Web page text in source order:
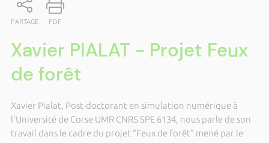
PARTAGE PDF
Xavier PIALAT - Projet Feux
de forêt
Xavier Pialat, Post-doctorant en simulation numérique à
l'Université de Corse UMR CNRS SPE 6134, nous parle de son
travail dans le cadre du projet "Feux de forêt" mené par le